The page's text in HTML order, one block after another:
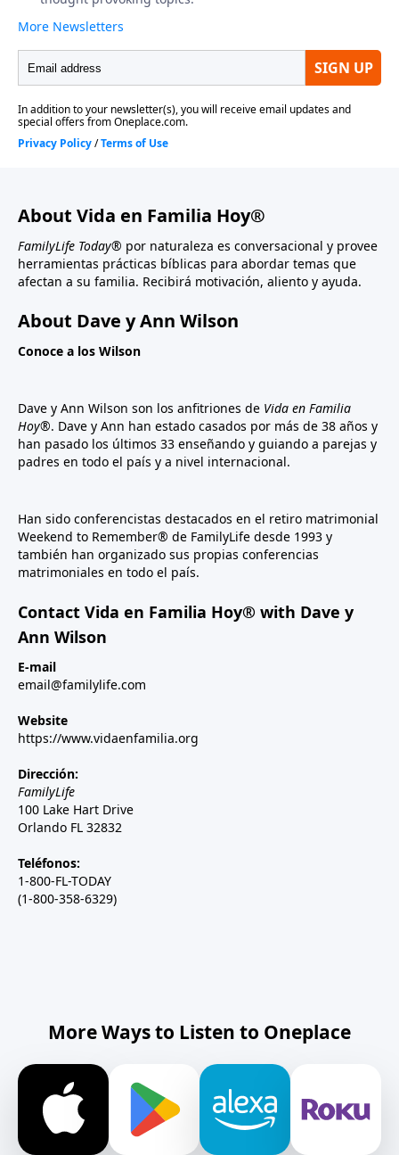
About Vida en Familia Hoy®
FamilyLife Today® por naturaleza es conversacional y provee
herramientas prácticas bíblicas para abordar temas que
afectan a su familia. Recibirá motivación, aliento y ayuda.
About Dave y Ann Wilson
Conoce a los Wilson
Dave y Ann Wilson son los anfitriones de Vida en Familia
Hoy®. Dave y Ann han estado casados por más de 38 años y
han pasado los últimos 33 enseñando y guiando a parejas y
padres en todo el país y a nivel internacional.
Han sido conferencistas destacados en el retiro matrimonial
Weekend to Remember® de FamilyLife desde 1993 y
también han organizado sus propias conferencias
matrimoniales en todo el país.
Contact Vida en Familia Hoy® with Dave y
Ann Wilson
E-mail
email@familylife.com
Website
https://www.vidaenfamilia.org
Dirección:
FamilyLife
100 Lake Hart Drive
Orlando FL 32832
Teléfonos:
1-800-FL-TODAY
(1-800-358-6329)
More Ways to Listen to Oneplace